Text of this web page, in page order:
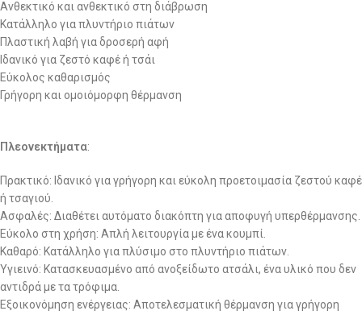
Ανθεκτικό και ανθεκτικό στη διάβρωση
Κατάλληλο για πλυντήριο πιάτων
Πλαστική λαβή για δροσερή αφή
Ιδανικό για ζεστό καφέ ή τσάι
Εύκολος καθαρισμός
Γρήγορη και ομοιόμορφη θέρμανση
Πλεονεκτήματα:
Πρακτικό: Ιδανικό για γρήγορη και εύκολη προετοιμασία ζεστού καφέ
ή τσαγιού.
Ασφαλές: Διαθέτει αυτόματο διακόπτη για αποφυγή υπερθέρμανσης.
Εύκολο στη χρήση: Απλή λειτουργία με ένα κουμπί.
Καθαρό: Κατάλληλο για πλύσιμο στο πλυντήριο πιάτων.
Υγιεινό: Κατασκευασμένο από ανοξείδωτο ατσάλι, ένα υλικό που δεν
αντιδρά με τα τρόφιμα.
Εξοικονόμηση ενέργειας: Αποτελεσματική θέρμανση για γρήγορη